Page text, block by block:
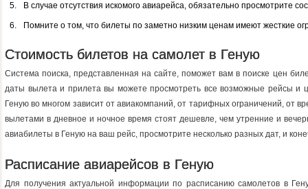
В случае отсутствия искомого авиарейса, обязательно просмотрите
Помните о том, что билеты по заметно низким ценам имеют жесткие
Стоимость билетов на самолет в Геную
Система поиска, представленная на сайте, поможет вам в поиске цен
даты вылета и прилета вы можете просмотреть все возможные рейсы и
Геную во многом зависит от авиакомпаний, от тарифных ограничений, от
вылетами в дневное и ночное время стоят дешевле, чем утренние и
авиабилеты в Геную на ваш рейс, просмотрите несколько разных дат, и
Расписание авиарейсов в Геную
Для получения актуальной информации по расписанию самолетов в